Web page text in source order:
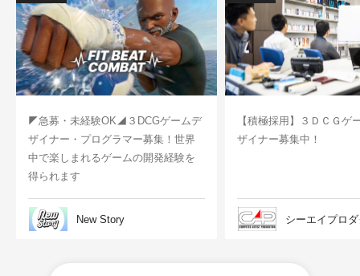
◤急募・未経験OK◢３DCGゲームデ
ザイナー・プログラマー募集！世界
中で楽しまれるゲームの開発経験を
得られます
New Story
【積極採用】３ＤＣＧゲ
ザイナー募集中！
シーエイプロ